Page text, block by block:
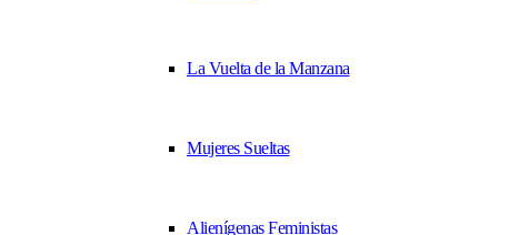
La Vuelta de la Manzana
Mujeres Sueltas
Alienígenas Feministas